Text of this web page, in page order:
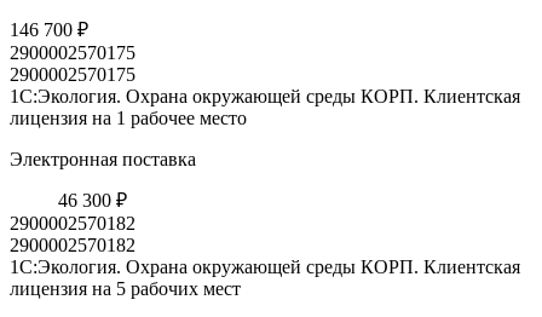
146 700 ₽
2900002570175
2900002570175
1С:Экология. Охрана окружающей среды КОРП. Клиентская
лицензия на 1 рабочее место
Электронная поставка
46 300 ₽
2900002570182
2900002570182
1С:Экология. Охрана окружающей среды КОРП. Клиентская
лицензия на 5 рабочих мест